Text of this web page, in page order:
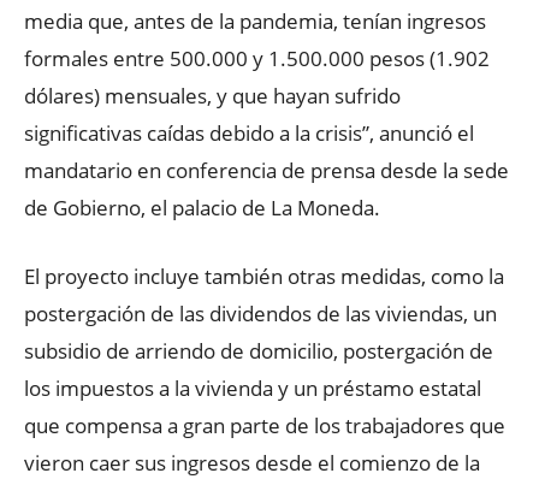
media que, antes de la pandemia, tenían ingresos
formales entre 500.000 y 1.500.000 pesos (1.902
dólares) mensuales, y que hayan sufrido
significativas caídas debido a la crisis”, anunció el
mandatario en conferencia de prensa desde la sede
de Gobierno, el palacio de La Moneda.
El proyecto incluye también otras medidas, como la
postergación de las dividendos de las viviendas, un
subsidio de arriendo de domicilio, postergación de
los impuestos a la vivienda y un préstamo estatal
que compensa a gran parte de los trabajadores que
vieron caer sus ingresos desde el comienzo de la